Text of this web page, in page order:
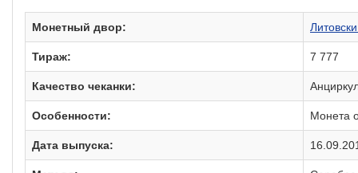
Монетный двор:
Тираж: 7 777
Качество чеканки:
Особенности: Монета
Дата выпуска: